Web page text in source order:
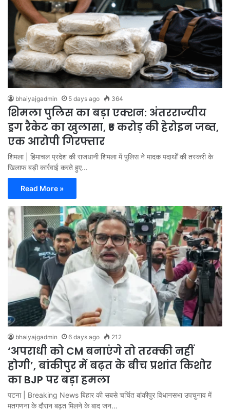
bhaiyajgadmin 5 days ago 364
शिमला पुलिस का बड़ा एक्शन: अंतरराज्यीय
ड्रग रैकेट का खुलासा, ₹6 करोड़ की हेरोइन जब्त,
एक आरोपी गिरफ्तार
शिमला | हिमाचल प्रदेश की राजधानी शिमला में पुलिस ने मादक पदार्थों की तस्करी के
खिलाफ बड़ी कार्रवाई करते हुए…
Read More »
bhaiyajgadmin 6 days ago 212
‘अपराधी को CM बनाएंगे तो तरक्की नहीं
होगी’, बांकीपुर में बढ़त के बीच प्रशांत किशोर
का BJP पर बड़ा हमला
पटना | Breaking News बिहार की सबसे चर्चित बांकीपुर विधानसभा उपचुनाव में
मतगणना के दौरान बढ़त मिलने के बाद जन…